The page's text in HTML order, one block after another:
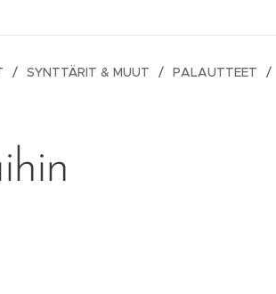
SYNTTÄRIT & MUUT PALAUTTEET